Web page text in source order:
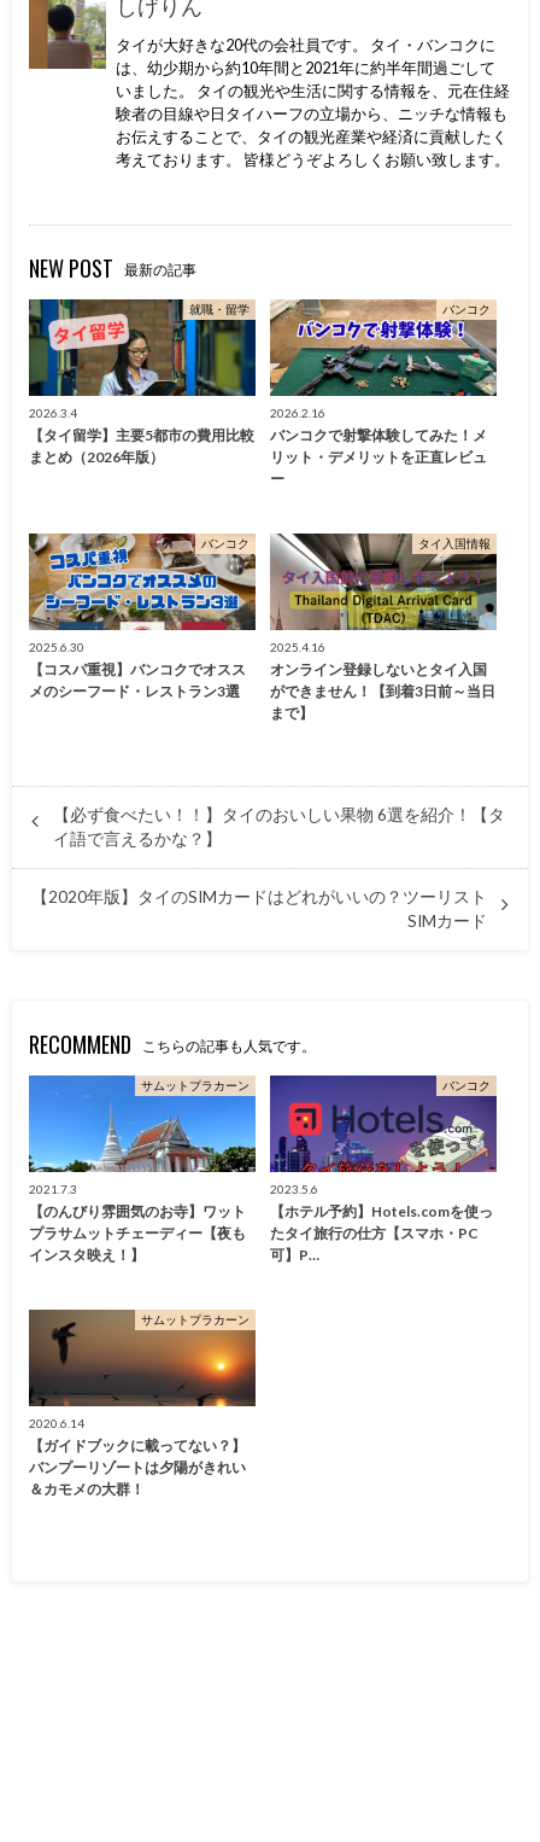
しげりん
タイが大好きな20代の会社員です。 タイ・バンコクに
は、幼少期から約10年間と2021年に約半年間過ごして
いました。 タイの観光や生活に関する情報を、元在住経
験者の目線や日タイハーフの立場から、ニッチな情報も
お伝えすることで、タイの観光産業や経済に貢献したく
考えております。 皆様どうぞよろしくお願い致します。
NEW POST 最新の記事
就職・留学
2026.3.4
【タイ留学】主要5都市の費用比較
まとめ（2026年版）
バンコク
2026.2.16
バンコクで射撃体験してみた！メ
リット・デメリットを正直レビュ
ー
バンコク
2025.6.30
【コスパ重視】バンコクでオスス
メのシーフード・レストラン3選
タイ入国情報
2025.4.16
オンライン登録しないとタイ入国
ができません！【到着3日前～当日
まで】
【必ず食べたい！！】タイのおいしい果物 6選を紹介！【タ
イ語で言えるかな？】
【2020年版】タイのSIMカードはどれがいいの？ツーリスト
SIMカード
RECOMMEND こちらの記事も人気です。
サムットプラカーン
2021.7.3
【のんびり雰囲気のお寺】ワット
プラサムットチェーディー【夜も
インスタ映え！】
バンコク
2023.5.6
【ホテル予約】Hotels.comを使っ
たタイ旅行の仕方【スマホ・PC
可】P…
サムットプラカーン
2020.6.14
【ガイドブックに載ってない？】
バンプーリゾートは夕陽がきれい
＆カモメの大群！